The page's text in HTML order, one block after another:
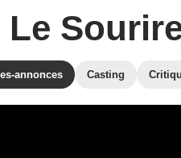
Le
annonces Casting